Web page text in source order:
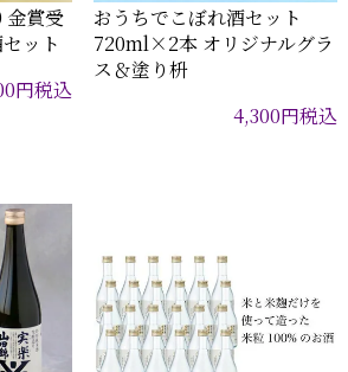
金賞受
ット
円税込
おうちでこぼれ酒セット
720ml×2本 オリジナルグラ
ス＆塗り枡
4,300円税込